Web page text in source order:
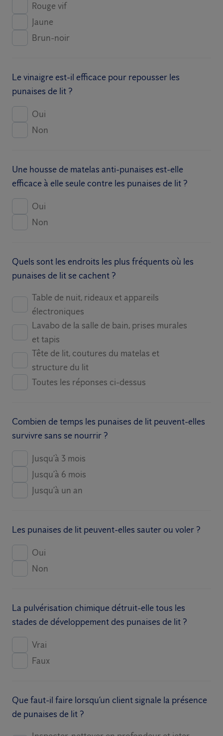
Rouge vif
Jaune
Brun-noir
Le vinaigre est-il efficace pour repousser les
punaises de lit ?
Oui
Non
Une housse de matelas anti-punaises est-elle
efficace à elle seule contre les punaises de lit ?
Oui
Non
Quels sont les endroits les plus fréquents où les
punaises de lit se cachent ?
Table de nuit, rideaux et appareils
électroniques
Lavabo de la salle de bain, prises murales
et tapis
Tête de lit, coutures du matelas et
structure du lit
Toutes les réponses ci-dessus
Combien de temps les punaises de lit peuvent-elles
survivre sans se nourrir ?
Jusqu’à 3 mois
Jusqu’à 6 mois
Jusqu’à un an
Les punaises de lit peuvent-elles sauter ou voler ?
Oui
Non
La pulvérisation chimique détruit-elle tous les
stades de développement des punaises de lit ?
Vrai
Faux
Que faut-il faire lorsqu’un client signale la présence
de punaises de lit ?